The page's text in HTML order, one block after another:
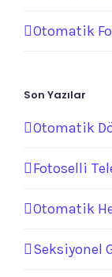
Otomatik
Son Yazılar
Otomatik
Fotoselli
Otomatik
Seksiyonel